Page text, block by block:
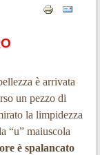
è arrivata
un pezzo di
la limpidezza
“u” maiuscola
è spalancato